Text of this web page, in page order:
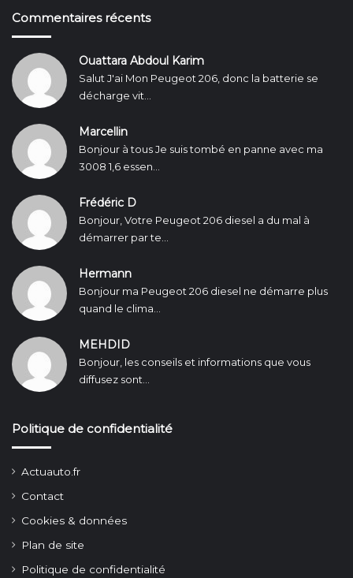
Commentaires récents
Ouattara Abdoul Karim
Salut J'ai Mon Peugeot 206, donc la batterie se
décharge vit...
Marcellin
Bonjour à tous Je suis tombé en panne avec ma
3008 1,6 essen...
Frédéric D
Bonjour, Votre Peugeot 206 diesel a du mal à
démarrer par te...
Hermann
Bonjour ma Peugeot 206 diesel ne démarre plus
quand le clima...
MEHDID
Bonjour, les conseils et informations que vous
diffusez sont...
Politique de confidentialité
Actuauto.fr
Contact
Cookies & données
Plan de site
Politique de confidentialité